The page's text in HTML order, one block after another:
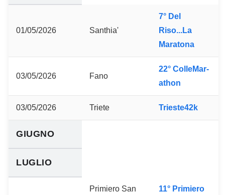
01/05/2026 Santhia'
7° Del
Riso...La
Maratona
03/05/2026 Fano
22° ColleMar-
athon
03/05/2026 Triete Trieste42k
GIUGNO
LUGLIO
Primiero San
11° Primiero